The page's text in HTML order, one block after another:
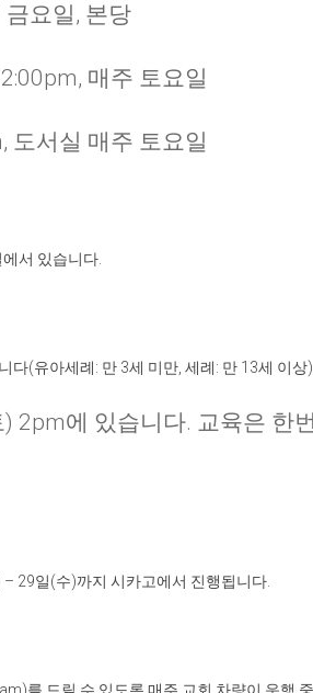
금요일, 본당
매주 토요일
도서실 매주 토요일
에서 있습니다
다(유아세례: 만 3세 미만 세례: 만 13세 이상).
) 2pm에 있습니다. 교육은 한
– 29일(수)까지 시카고에서 진행됩니다